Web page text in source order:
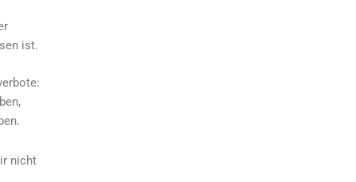
ist.
nicht